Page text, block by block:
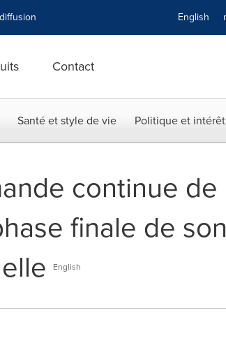
English
Contact
Santé et style de vie Politique et
continue
finale de
English